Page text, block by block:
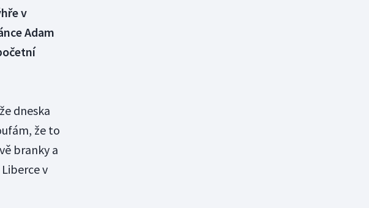
v
Adam
dneska
že to
branky a
v